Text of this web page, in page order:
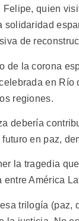
Felipe, quien
solidaridad
de
de la corona
en Río
regiones.
debería
en paz,
la tragedia
entre América
trilogía (paz,